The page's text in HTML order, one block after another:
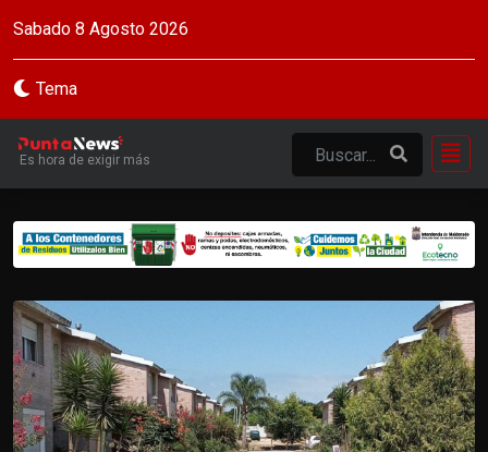
Sabado 8 Agosto 2026
Tema
Es hora de exigir más